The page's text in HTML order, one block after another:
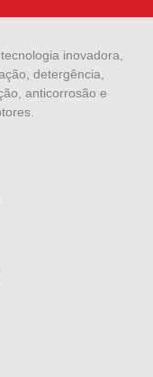
inovadora,
detergência,
anticorrosão e